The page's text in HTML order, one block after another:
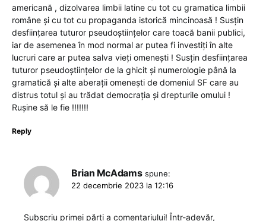
americană , dizolvarea limbii latine cu tot cu gramatica limbii
române și cu tot cu propaganda istorică mincinoasă ! Susțin
desființarea tuturor pseudoștiințelor care toacă banii publici,
iar de asemenea în mod normal ar putea fi investiți în alte
lucruri care ar putea salva vieți omenești ! Susțin desființarea
tuturor pseudoștiințelor de la ghicit și numerologie până la
gramatică și alte aberații omenești de domeniul SF care au
distrus totul și au trădat democrația și drepturile omului !
Rușine să le fie !!!!!!!
Reply
Brian McAdams spune:
22 decembrie 2023 la 12:16
Subscriu primei părți a comentariului! Într-adevăr,